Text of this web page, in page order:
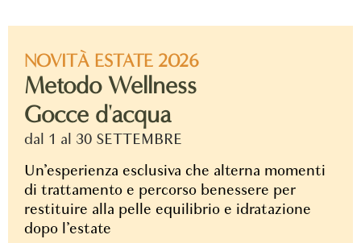
NOVITÀ ESTATE 2026
Metodo Wellness
Gocce d'acqua
dal 1 al 30 SETTEMBRE
Un’esperienza esclusiva che alterna momenti
di trattamento e percorso benessere per
restituire alla pelle equilibrio e idratazione
dopo l’estate